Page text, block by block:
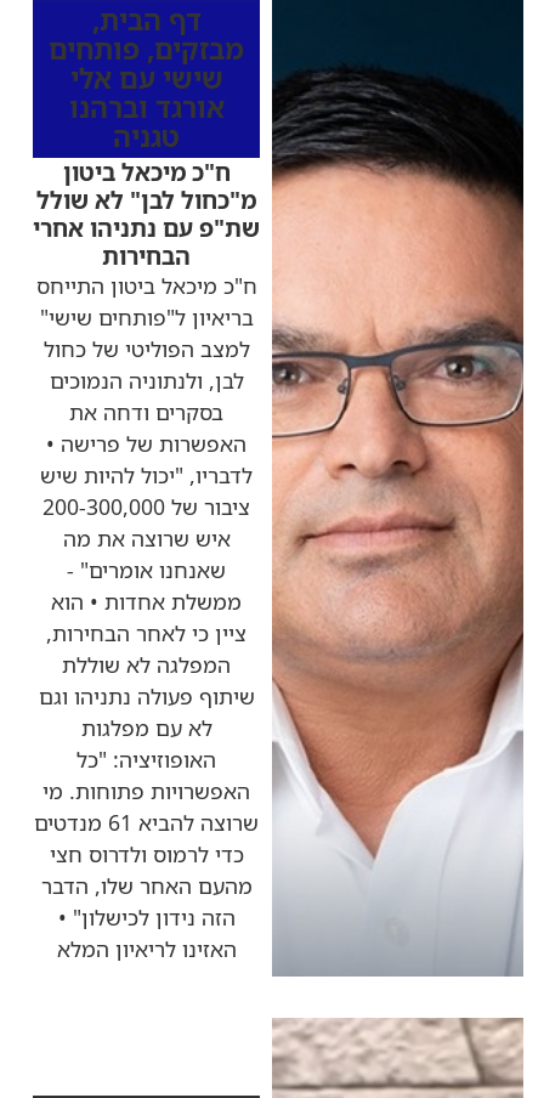
דף הבית,
מבזקים, פותחים
שישי עם אלי
אורגד וברהנו
טגניה
ח"כ מיכאל ביטון
מ"כחול לבן" לא שולל
שת"פ עם נתניהו אחרי
הבחירות
ח"כ מיכאל ביטון התייחס
בריאיון ל"פותחים שישי"
למצב הפוליטי של כחול
לבן, ולנתוניה הנמוכים
בסקרים ודחה את
האפשרות של פרישה •
לדבריו, "יכול להיות שיש
ציבור של 200-300,000
איש שרוצה את מה
שאנחנו אומרים" -
ממשלת אחדות • הוא
ציין כי לאחר הבחירות,
המפלגה לא שוללת
שיתוף פעולה נתניהו וגם
לא עם מפלגות
האופוזיציה: "כל
האפשרויות פתוחות. מי
שרוצה להביא 61 מנדטים
כדי לרמוס ולדרוס חצי
מהעם האחר שלו, הדבר
הזה נידון לכישלון" •
האזינו לריאיון המלא